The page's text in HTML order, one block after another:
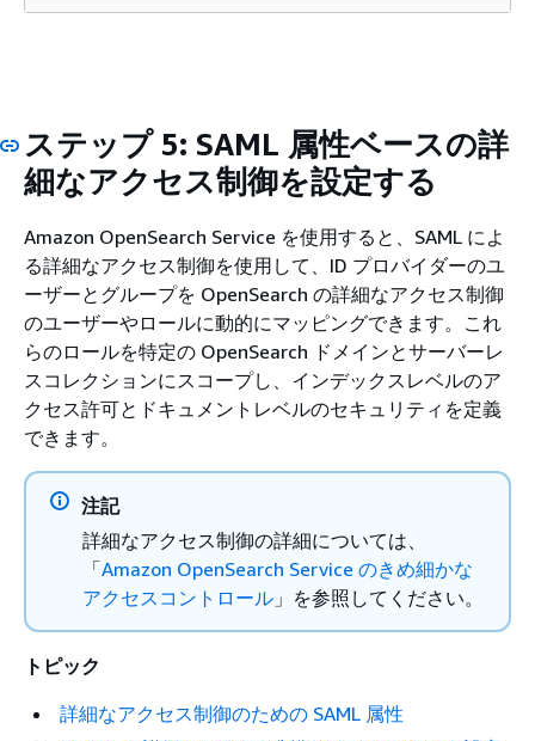
ステップ 5: SAML 属性ベースの詳
細なアクセス制御を設定する
Amazon OpenSearch Service を使用すると、SAML によ
る詳細なアクセス制御を使用して、ID プロバイダーのユ
ーザーとグループを OpenSearch の詳細なアクセス制御
のユーザーやロールに動的にマッピングできます。これ
らのロールを特定の OpenSearch ドメインとサーバーレ
スコレクションにスコープし、インデックスレベルのア
クセス許可とドキュメントレベルのセキュリティを定義
できます。
注記
詳細なアクセス制御の詳細については、
「Amazon OpenSearch Service のきめ細かな
アクセスコントロール 」を参照してください。
トピック
詳細なアクセス制御のための SAML 属性